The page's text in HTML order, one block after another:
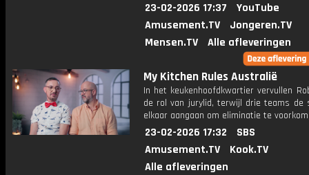
23-02-2026 17:37
YouTube
Amusement.TV
Jongeren.TV
Mensen.TV
Alle afleveringen
My Kitchen Rules Australië
In het keukenhoofdkwartier vervullen
de rol van jurylid, terwijl drie teams de
elkaar aangaan om eliminatie te
23-02-2026 17:32
SBS
Amusement.TV
Kook.TV
Alle afleveringen